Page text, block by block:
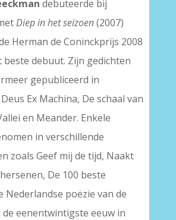
debuteerde bij
Diep in het seizoen(2007)
Herman de Coninckprijs 2008
debuut. Zijn gedichten
gepubliceerd in
Ex Machina, De schaal van
en Meander. Enkele
in verschillende
zoals Geef mij de tijd, Naakt
De 100 beste
Nederlandse poëzie van de
eenentwintigste eeuw in